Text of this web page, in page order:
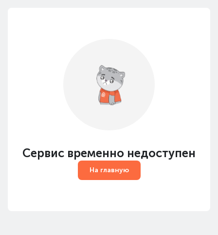
Сервис временно недоступен
На главную